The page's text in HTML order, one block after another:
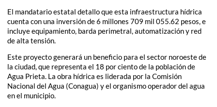
El mandatario estatal detallo que esta infraestructura hídrica
cuenta con una inversión de 6 millones 709 mil 055.62 pesos, e
incluye equipamiento, barda perimetral, automatización y red
de alta tensión.
Este proyecto generará un beneficio para el sector noroeste de
la ciudad, que representa el 18 por ciento de la población de
Agua Prieta. La obra hídrica es liderada por la Comisión
Nacional del Agua (Conagua) y el organismo operador del agua
en el municipio.